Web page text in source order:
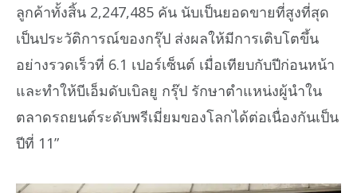
ลูกค้าทั้งสิ้น 2,247,485 คัน นับเป็นยอดขายที่สูงที่สุด
เป็นประวัติการณ์ของกรุ๊ป ส่งผลให้มีการเติบโตขึ้น
อย่างรวดเร็วที่ 6.1 เปอร์เซ็นต์ เมื่อเทียบกับปีก่อนหน้า
และทำให้บีเอ็มดับเบิลยู กรุ๊ป รักษาตำแหน่งผู้นำใน
ตลาดรถยนต์ระดับพรีเมี่ยมของโลกได้ต่อเนื่องกันเป็น
ปีที่ 11”